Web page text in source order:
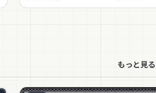
もっと見る